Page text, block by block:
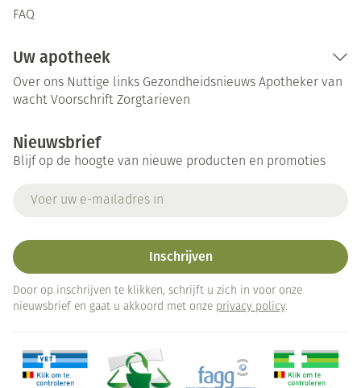
FAQ
Uw apotheek
Over ons Nuttige links Gezondheidsnieuws Apotheker van
wacht Voorschrift Zorgtarieven
Nieuwsbrief
Blijf op de hoogte van nieuwe producten en promoties
Inschrijven
Door op inschrijven te klikken, schrijft u zich in voor onze
nieuwsbrief en gaat u akkoord met onze privacy policy.